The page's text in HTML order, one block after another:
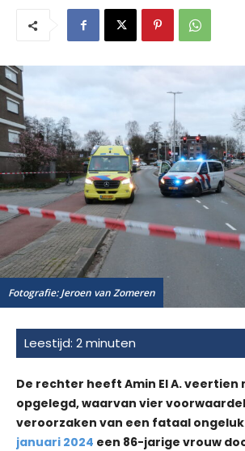
Fotografie: Jeroen van Zomeren
De rechter heeft Amin El A. veertien
opgelegd, waarvan vier
veroorzaken van een fataal
januari 2024 een 86-jarige vrouw